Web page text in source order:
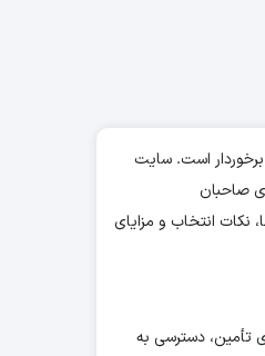
است. سایت
صاحبان
نکات انتخاب و مزایای
تأمین، دسترسی به